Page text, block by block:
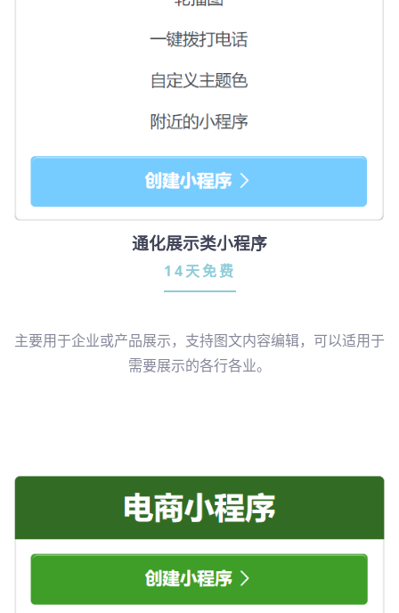
通化展示类小程序
14天免费
主要用于企业或产品展示，支持图文内容编辑，可以适用于
需要展示的各行各业。